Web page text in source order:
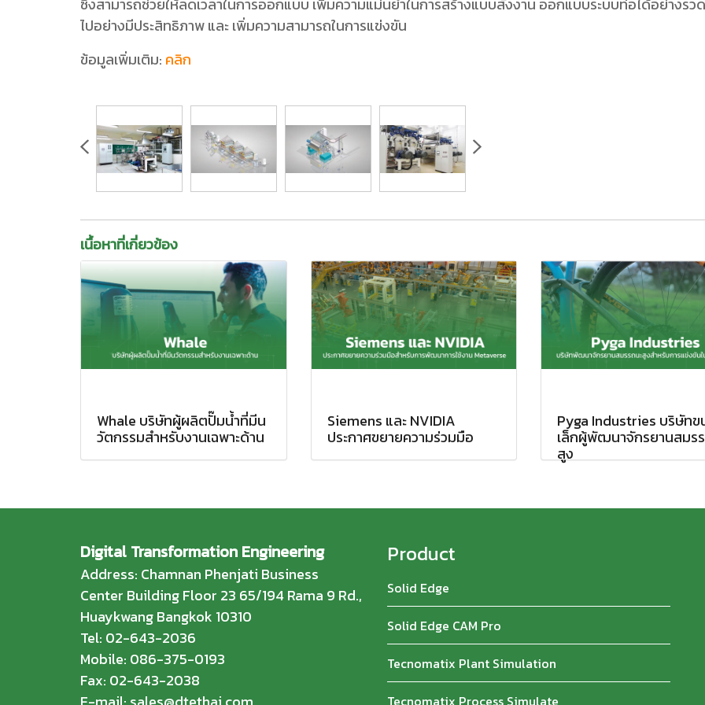
ซึ่งสามารถช่วยให้ลดเวลาในการออกแบบ เพิ่มความแม่นยำในการสร้างแบบสั่งงาน ออกแบบระบบท่อได้อย่างร
ไปอย่างมีประสิทธิภาพ และ เพิ่มความสามารถในการแข่งขัน
ข้อมูลเพิ่มเติม: คลิก
เนื้อหาที่เกี่ยวข้อง
Whale บริษัทผู้ผลิตปั๊มน้ำที่มีน
วัตกรรมสำหรับงานเฉพาะด้าน
Siemens และ NVIDIA
ประกาศขยายความร่วมมือ
Pyga Industries บริษัทข
เล็กผู้พัฒนาจักรยานสมร
สูง
Digital Transformation Engineering
Address: Chamnan Phenjati Business
Center Building Floor 23 65/194 Rama 9 Rd.,
Huaykwang Bangkok 10310
Tel: 02-643-2036
Mobile: 086-375-0193
Fax: 02-643-2038
Product
Solid Edge
Solid Edge CAM Pro
Tecnomatix Plant Simulation
Tecnomatix Process Simulate